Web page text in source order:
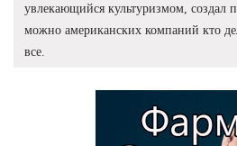
увлекающийся культуризмом, создал
можно американских компаний кто
все.